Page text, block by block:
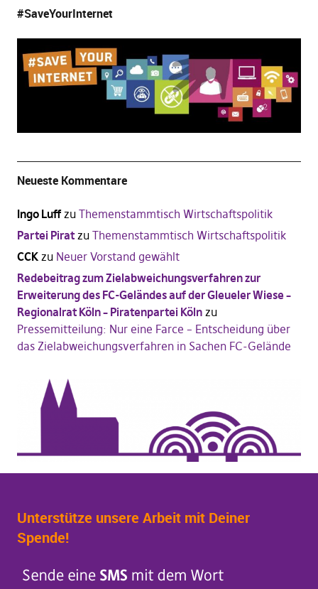
#SaveYourInternet
Neueste Kommentare
Ingo Luffzu Themenstammtisch Wirtschaftspolitik
Partei Piratzu Themenstammtisch Wirtschaftspolitik
CCKzu Neuer Vorstand gewählt
Redebeitrag zum Zielabweichungsverfahren zur
Erweiterung des FC-Geländes auf der Gleueler Wiese –
Regionalrat Köln – Piratenpartei Kölnzu
Pressemitteilung: Nur eine Farce – Entscheidung über
das Zielabweichungsverfahren in Sachen FC-Gelände
Unterstütze unsere Arbeit mit Deiner
Spende!